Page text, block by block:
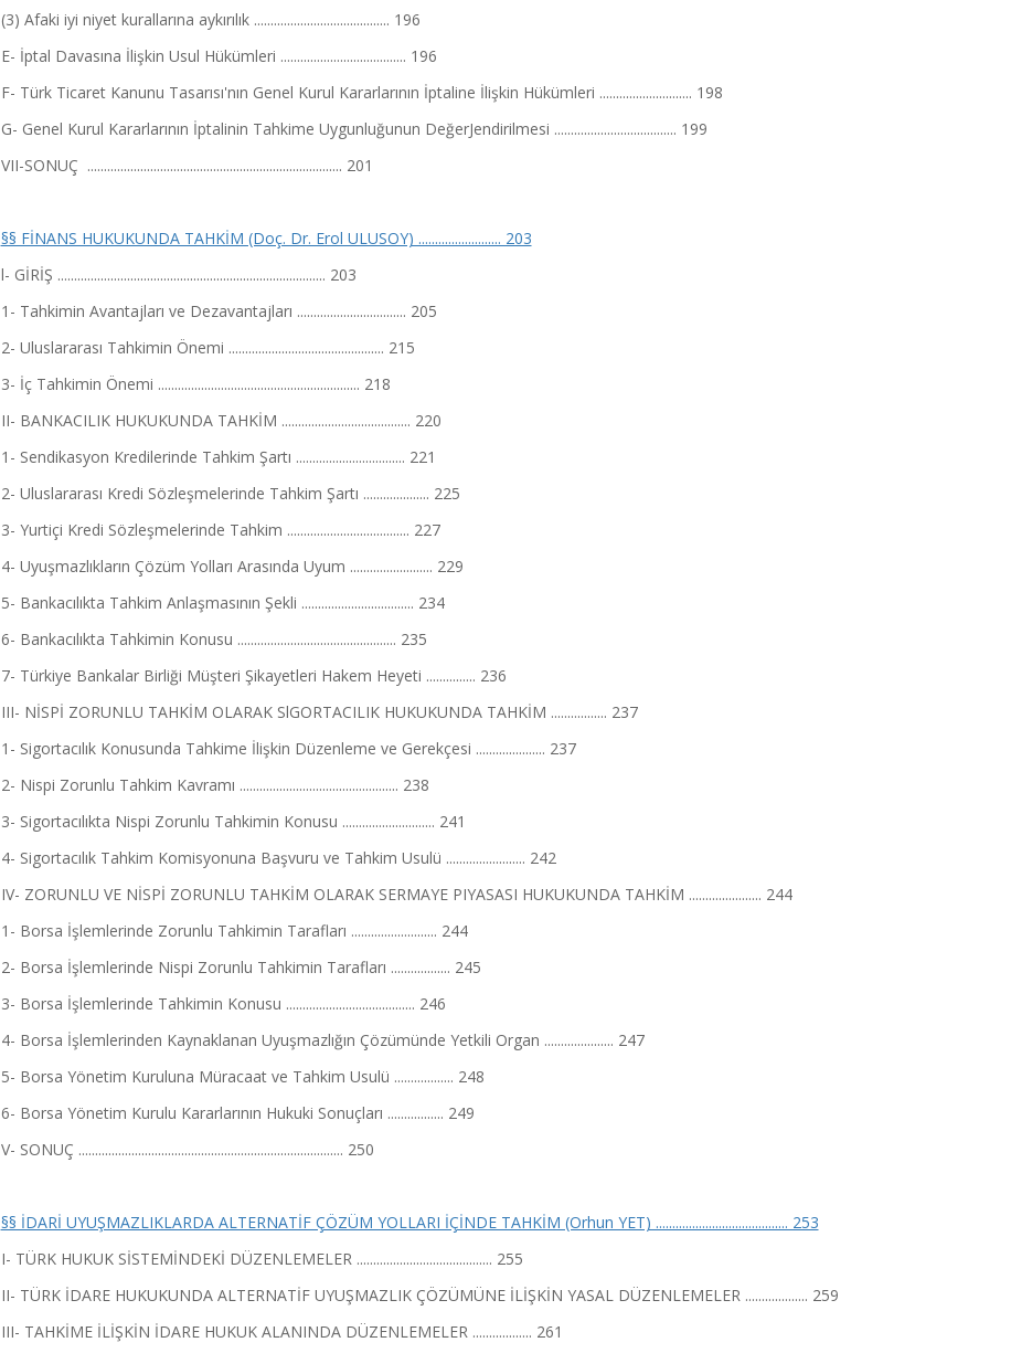
(3) Afaki iyi niyet kurallarına aykırılık ......................................... 196
E- İptal Davasına İlişkin Usul Hükümleri ...................................... 196
F- Türk Ticaret Kanunu Tasarısı'nın Genel Kurul Kararlarının İptaline İlişkin Hükümleri ............................ 198
G- Genel Kurul Kararlarının İptalinin Tahkime Uygunluğunun DeğerJendirilmesi ..................................... 199
VII-SONUÇ ............................................................................. 201
§§ FİNANS HUKUKUNDA TAHKİM (Doç. Dr. Erol ULUSOY) ......................... 203
l- GİRİŞ ................................................................................. 203
1- Tahkimin Avantajları ve Dezavantajları ................................. 205
2- Uluslararası Tahkimin Önemi ............................................... 215
3- İç Tahkimin Önemi ............................................................. 218
II- BANKACILIK HUKUKUNDA TAHKİM ....................................... 220
1- Sendikasyon Kredilerinde Tahkim Şartı ................................. 221
2- Uluslararası Kredi Sözleşmelerinde Tahkim Şartı .................... 225
3- Yurtiçi Kredi Sözleşmelerinde Tahkim ..................................... 227
4- Uyuşmazlıkların Çözüm Yolları Arasında Uyum ......................... 229
5- Bankacılıkta Tahkim Anlaşmasının Şekli .................................. 234
6- Bankacılıkta Tahkimin Konusu ................................................ 235
7- Türkiye Bankalar Birliği Müşteri Şikayetleri Hakem Heyeti ............... 236
III- NİSPİ ZORUNLU TAHKİM OLARAK SlGORTACILIK HUKUKUNDA TAHKİM ................. 237
1- Sigortacılık Konusunda Tahkime İlişkin Düzenleme ve Gerekçesi ..................... 237
2- Nispi Zorunlu Tahkim Kavramı ................................................ 238
3- Sigortacılıkta Nispi Zorunlu Tahkimin Konusu ............................ 241
4- Sigortacılık Tahkim Komisyonuna Başvuru ve Tahkim Usulü ........................ 242
IV- ZORUNLU VE NİSPİ ZORUNLU TAHKİM OLARAK SERMAYE PIYASASI HUKUKUNDA TAHKİM ...................... 244
1- Borsa İşlemlerinde Zorunlu Tahkimin Tarafları .......................... 244
2- Borsa İşlemlerinde Nispi Zorunlu Tahkimin Tarafları .................. 245
3- Borsa İşlemlerinde Tahkimin Konusu ....................................... 246
4- Borsa İşlemlerinden Kaynaklanan Uyuşmazlığın Çözümünde Yetkili Organ ..................... 247
5- Borsa Yönetim Kuruluna Müracaat ve Tahkim Usulü .................. 248
6- Borsa Yönetim Kurulu Kararlarının Hukuki Sonuçları ................. 249
V- SONUÇ ................................................................................ 250
§§ İDARİ UYUŞMAZLIKLARDA ALTERNATİF ÇÖZÜM YOLLARI İÇİNDE TAHKİM (Orhun YET) ........................................ 253
I- TÜRK HUKUK SİSTEMİNDEKİ DÜZENLEMELER ......................................... 255
II- TÜRK İDARE HUKUKUNDA ALTERNATİF UYUŞMAZLIK ÇÖZÜMÜNE İLİŞKİN YASAL DÜZENLEMELER ................... 259
III- TAHKİME İLİŞKİN İDARE HUKUK ALANINDA DÜZENLEMELER .................. 261